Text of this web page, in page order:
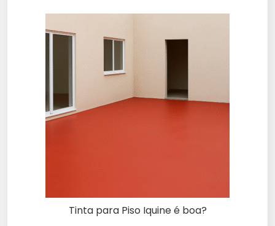
Tinta para Piso Iquine é boa?